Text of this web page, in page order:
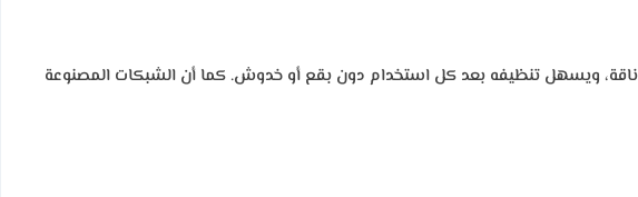
ويسهل تنظيفه بعد كل استخدام دون بقع أو خدوش. كما أن الشبكات المصنوعة